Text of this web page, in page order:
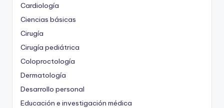
Cardiología
Ciencias básicas
Cirugía
Cirugía pediátrica
Coloproctología
Dermatología
Desarrollo personal
Educación e investigación médica